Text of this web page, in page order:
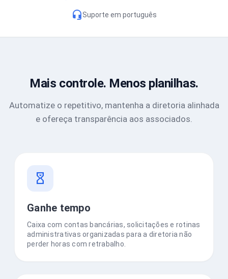
Suporte em português
Mais controle. Menos planilhas.
Automatize o repetitivo, mantenha a diretoria alinhada
e ofereça transparência aos associados.
Ganhe tempo
Caixa com contas bancárias, solicitações e rotinas
administrativas organizadas para a diretoria não
perder horas com retrabalho.